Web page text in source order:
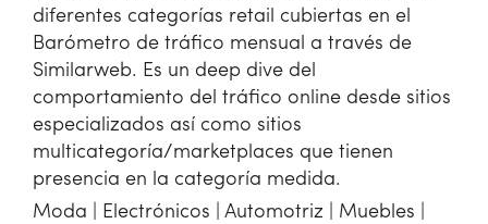
diferentes categorías retail cubiertas en el
Barómetro de tráfico mensual a través de
Similarweb. Es un deep dive del
comportamiento del tráfico online desde sitios
especializados así como sitios
multicategoría/marketplaces que tienen
presencia en la categoría medida.
Moda | Electrónicos | Automotriz | Muebles |